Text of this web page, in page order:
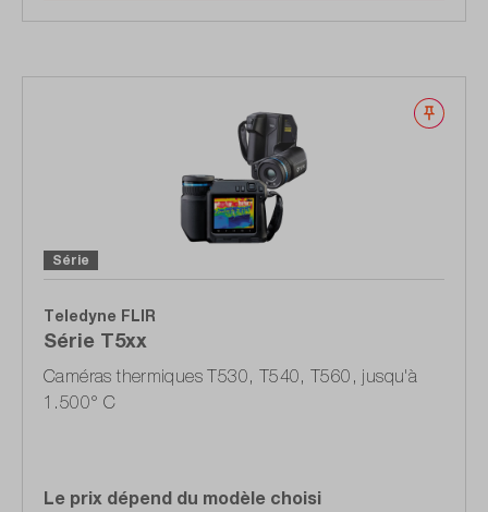
Noter
Série
Teledyne FLIR
Série T5xx
Caméras thermiques T530, T540, T560, jusqu'à
1.500° C
Le prix dépend du modèle choisi